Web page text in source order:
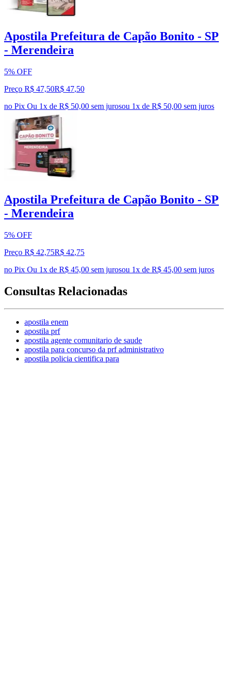
Apostila Prefeitura de Capão Bonito - SP
- Merendeira
5% OFF
Preço R$ 47,50R$ 47,50
no Pix Ou 1x de R$ 50,00 sem jurosou 1x de R$ 50,00 sem juros
Apostila Prefeitura de Capão Bonito - SP
- Merendeira
5% OFF
Preço R$ 42,75R$ 42,75
no Pix Ou 1x de R$ 45,00 sem jurosou 1x de R$ 45,00 sem juros
Consultas Relacionadas
apostila enem
apostila prf
apostila agente comunitario de saude
apostila para concurso da prf administrativo
apostila policia cientifica para